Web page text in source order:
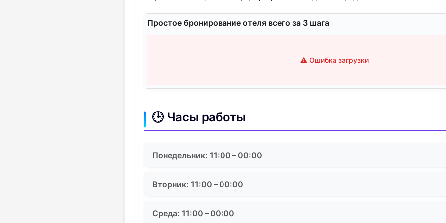
Простое бронирование отеля всего за 3 шага
⚠️ Ошибка загрузки
🕒 Часы работы
Понедельник: 11:00 – 00:00
Вторник: 11:00 – 00:00
Среда: 11:00 – 00:00